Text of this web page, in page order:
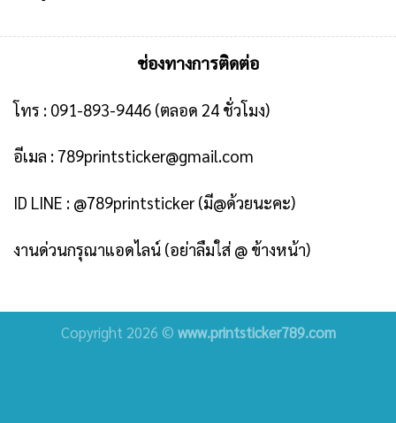
ช่องทางการติดต่อ
โทร : 091-893-9446 (ตลอด 24 ชั่วโมง)
อีเมล : 789printsticker@gmail.com
ID LINE : @789printsticker(มี@ด้วยนะคะ)
งานด่วนกรุณาแอดไลน์ (อย่าลืมใส่ @ ข้างหน้า)
Copyright 2026 © www.printsticker789.com